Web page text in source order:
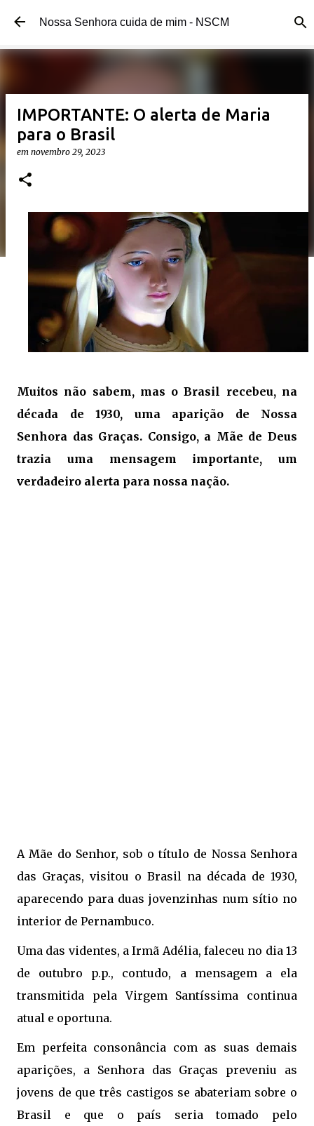
Pular para o conteúdo principal
Nossa Senhora cuida de mim - NSCM
IMPORTANTE: O alerta de Maria
para o Brasil
em novembro 29, 2023
Muitos não sabem, mas o Brasil recebeu, na
década de 1930, uma aparição de Nossa
Senhora das Graças. Consigo, a Mãe de Deus
trazia uma mensagem importante, um
verdadeiro alerta para nossa nação.
A Mãe do Senhor, sob o título de Nossa Senhora
das Graças, visitou o Brasil na década de 1930,
aparecendo para duas jovenzinhas num sítio no
interior de Pernambuco.
Uma das videntes, a Irmã Adélia, faleceu no dia 13
de outubro p.p., contudo, a mensagem a ela
transmitida pela Virgem Santíssima continua
atual e oportuna.
Em perfeita consonância com as suas demais
aparições, a Senhora das Graças preveniu as
jovens de que três castigos se abateriam sobre o
Brasil e que o país seria tomado pelo